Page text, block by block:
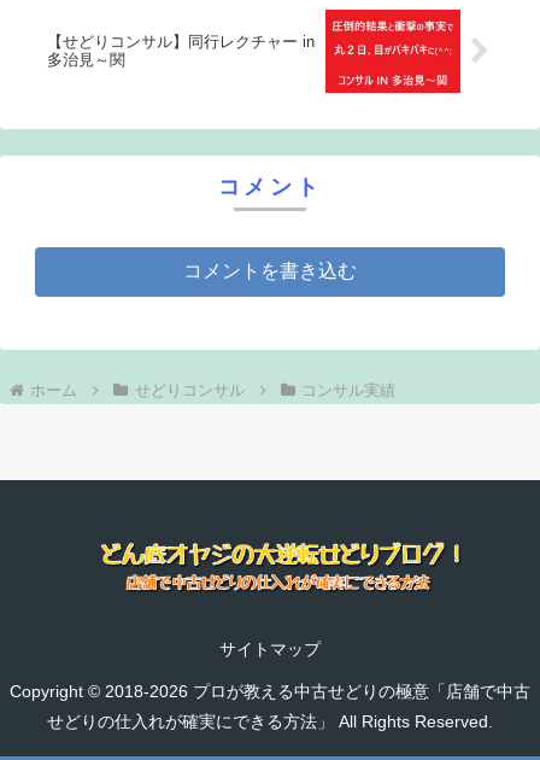
【せどりコンサル】同行レクチャー in
多治見～関
コメント
コメントを書き込む
ホーム せどりコンサル コンサル実績
サイトマップ
Copyright © 2018-2026 プロが教える中古せどりの極意「店舗で中古
せどりの仕入れが確実にできる方法」 All Rights Reserved.